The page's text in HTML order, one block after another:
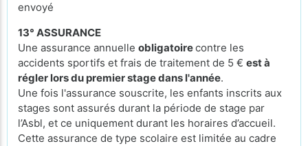
envoyé
13° ASSURANCE
Une assurance annuelle obligatoirecontre les
accidents sportifs et frais de traitement de 5 € est à
régler lors du premier stage dans l'année.
Une fois l'assurance souscrite, les enfants inscrits aux
stages sont assurés durant la période de stage par
l’Asbl, et ce uniquement durant les horaires d’accueil.
Cette assurance de type scolaire est limitée au cadre